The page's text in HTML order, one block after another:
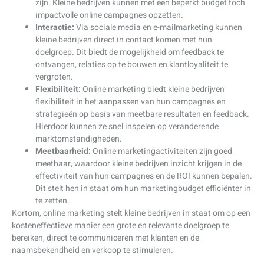
impactvolle online campagnes opzetten.
Interactie:Via sociale media en e-mailmarketing kunnen
kleine bedrijven direct in contact komen met hun
doelgroep. Dit biedt de mogelijkheid om feedback te
ontvangen, relaties op te bouwen en klantloyaliteit te
vergroten.
Flexibiliteit: Online marketing biedt kleine bedrijven
flexibiliteit in het aanpassen van hun campagnes en
strategieën op basis van meetbare resultaten en feedback.
Hierdoor kunnen ze snel inspelen op veranderende
marktomstandigheden.
Meetbaarheid: Online marketingactiviteiten zijn goed
meetbaar, waardoor kleine bedrijven inzicht krijgen in de
effectiviteit van hun campagnes en de ROI kunnen bepalen.
Dit stelt hen in staat om hun marketingbudget efficiënter in
te zetten.
Kortom, online marketing stelt kleine bedrijven in staat om op een
kosteneffectieve manier een grote en relevante doelgroep te
bereiken, direct te communiceren met klanten en de
naamsbekendheid en verkoop te stimuleren.